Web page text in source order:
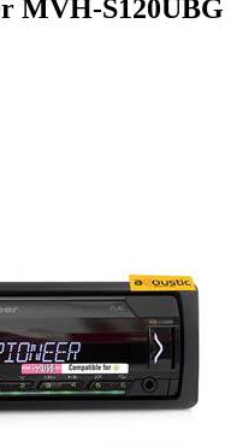
MVH-S120UBG